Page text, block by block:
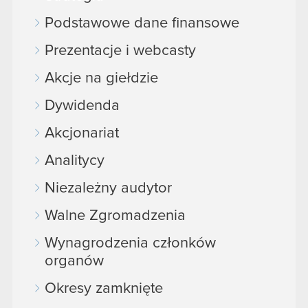
korzystanie z naszej witryny, zgadasz się na
używanie plików cookie.
Podstawowe dane finansowe
Prezentacje i webcasty
Akcje na giełdzie
Dywidenda
Akcjonariat
Analitycy
Niezależny audytor
Walne Zgromadzenia
Wynagrodzenia członków
organów
Okresy zamknięte